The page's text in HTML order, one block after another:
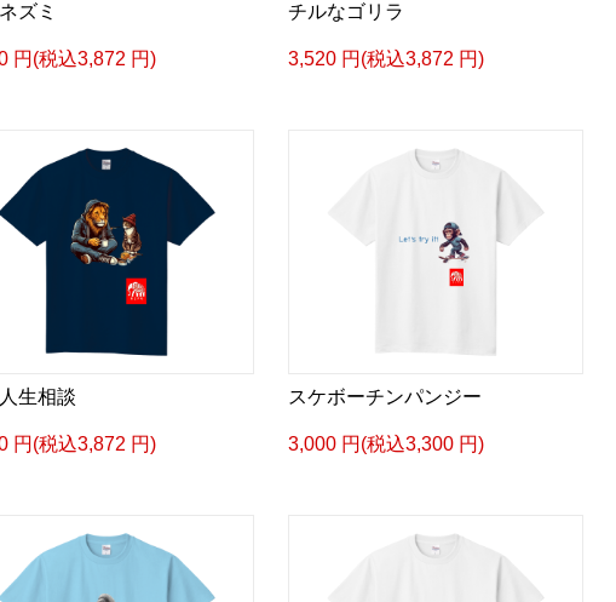
ズミ
円(税込3,872 円)
チルなゴリラ
3,520 円(税込3,872 円)
生相談
円(税込3,872 円)
スケボーチンパンジー
3,000 円(税込3,300 円)